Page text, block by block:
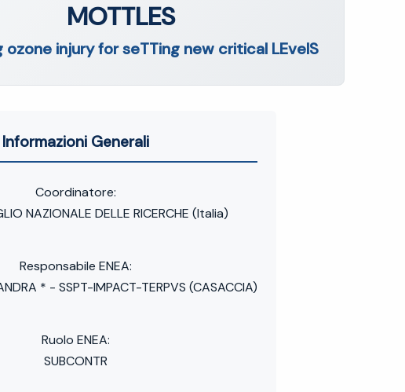
MOTTLES
ozone injury for seTTing new critical LEvelS
Informazioni Generali
Coordinatore:
NAZIONALE DELLE RICERCHE (Italia)
Responsabile ENEA:
* - SSPT-IMPACT-TERPVS (CASACCIA)
Ruolo ENEA:
SUBCONTR